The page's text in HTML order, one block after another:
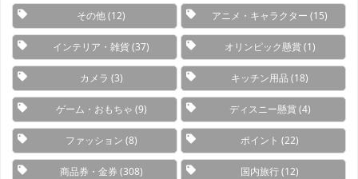
その他(12) アニメ・キャラクター (15)
インテリア・雑貨(37) オリンピック懸賞(1)
カメラ (3) キッチン用品 (18)
ゲーム・おもちゃ (9) ディスニー懸賞(4)
ファッション (8) ポイント (22)
商品券・金券 (308) 国内旅行(12)